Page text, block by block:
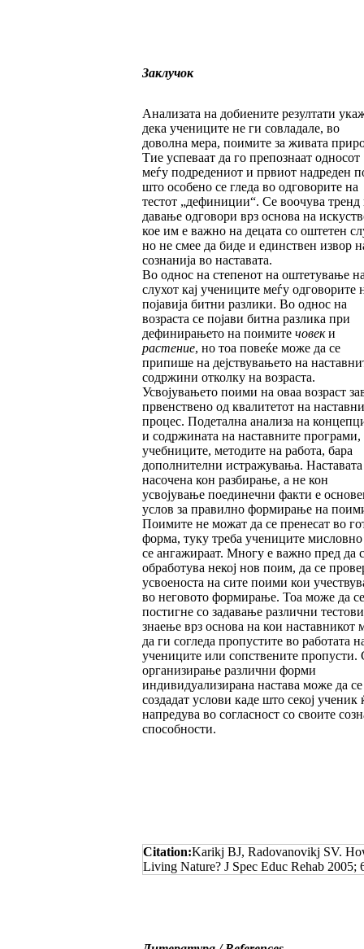
Заклучок
Анализата на добиените резултати
дека учениците не ги совладале, во
доволна мера, поимите за живата
Тие успеваат да го препознаат односот
меѓу подредениот и првиот надреден
што особено се гледа во одговорите на
тестот „дефиниции“. Се воочува тренд
давање одговори врз основа на
кое им е важно на децата со оштетен
но не смее да биде и единствен извор
сознанија во наставата.
Во однос на степенот на оштетување
слухот кај учениците меѓу одговорите
појавија битни разлики. Во однос на
возраста се појави битна разлика при
дефинирањето на поимите човеки
растение, но тоа повеќе може да се
припише на дејствувањето на
содржини отколку на возраста.
Усвојувањето поими на оваа возраст
првенствено од квалитетот на
процес. Подетална анализа на
и содржината на наставните програми,
учебниците, методите на работа, бара
дополнителни истражувања. Наставата
насочена кон разбирање, а не кон
усвојување поединечни факти е
услов за правилно формирање на
Поимите не можат да се пренесат во
форма, туку треба учениците мисловно
се ангажираат. Многу е важно пред да
обработува некој нов поим, да се
усвоеноста на сите поими кои
во неговото формирање. Тоа може да се
постигне со задавање различни
знаење врз основа на кои наставникот
да ги согледа пропустите во работата
учениците или сопствените пропусти.
организирање различни форми
индивидуализирана настава може да се
создадат услови каде што секој ученик
напредува во согласност со своите
способности.
Citation:Karikj BJ, Radovanovikj SV.
Living Nature? J Spec Educ Rehab 2005;